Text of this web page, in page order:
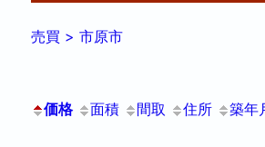
売買 > 市原市
価格 面積 間取 住所 築年